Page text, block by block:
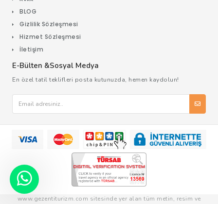
BLOG
Gizlilik Sözleşmesi
Hizmet Sözleşmesi
İletişim
E-Bülten &Sosyal Medya
En özel tatil teklifleri posta kutunuzda, hemen kaydolun!
www.gezentiturizm.com sitesinde yer alan tüm metin, resim ve